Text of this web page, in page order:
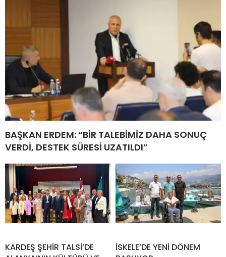
BAŞKAN ERDEM: “BİR TALEBİMİZ DAHA SONUÇ
VERDİ, DESTEK SÜRESİ UZATILDI”
KARDEŞ ŞEHİR TALSİ’DE
İSKELE’DE YENİ DÖNEM